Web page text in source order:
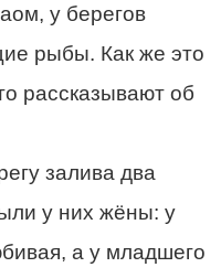
у берегов
рыбы. Как же это
рассказывают об
залива два
у них жёны: у
а у младшего